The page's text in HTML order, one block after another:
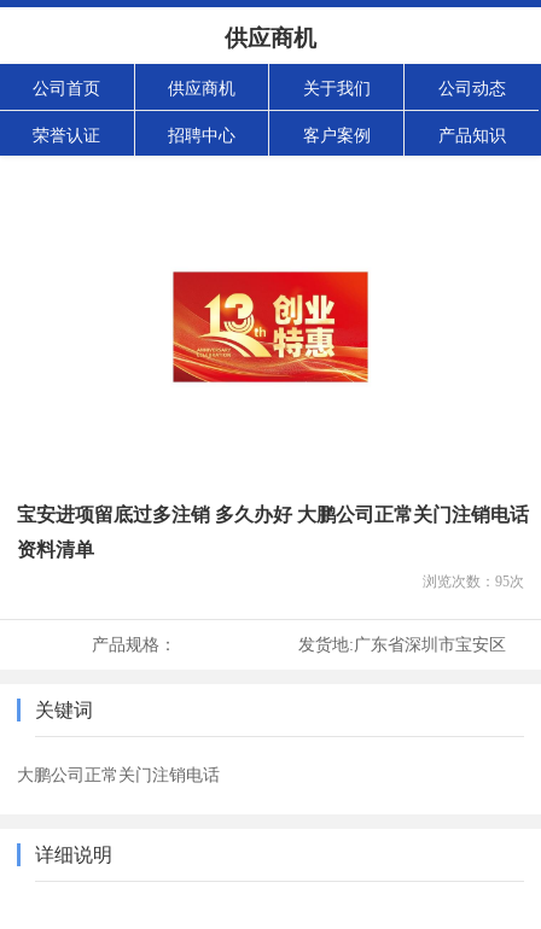
供应商机
公司首页 供应商机 关于我们 公司动态
荣誉认证 招聘中心 客户案例 产品知识
宝安进项留底过多注销 多久办好 大鹏公司正常关门注销电话
资料清单
浏览次数： 95次
产品规格： 发货地:广东省深圳市宝安区
关键词
大鹏公司正常关门注销电话
详细说明